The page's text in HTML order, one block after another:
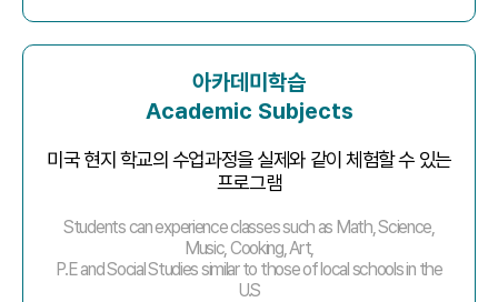
아카데미학습
Academic Subjects
미국 현지 학교의 수업과정을 실제와 같이 체험할 수 있는
프로그램
Students can experience classes such as Math, Science,
Music, Cooking, Art,
P.E and Social Studies similar to those of local schools in the
U.S